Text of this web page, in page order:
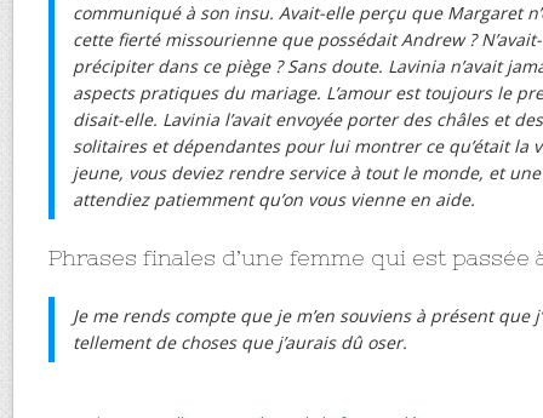
communiqué à son insu. Avait-elle perçu que Margaret
cette fierté missourienne que possédait Andrew ?
précipiter dans ce piège ? Sans doute. Lavinia n’avait
aspects pratiques du mariage. L’amour est toujours le
disait-elle. Lavinia l’avait envoyée porter des châles et
solitaires et dépendantes pour lui montrer ce qu’était la
jeune, vous deviez rendre service à tout le monde, et
attendiez patiemment qu’on vous vienne en aide.
Phrases finales d’une femme qui est passée
Je me rends compte que je m’en souviens à présent que
tellement de choses que j’aurais dû oser.